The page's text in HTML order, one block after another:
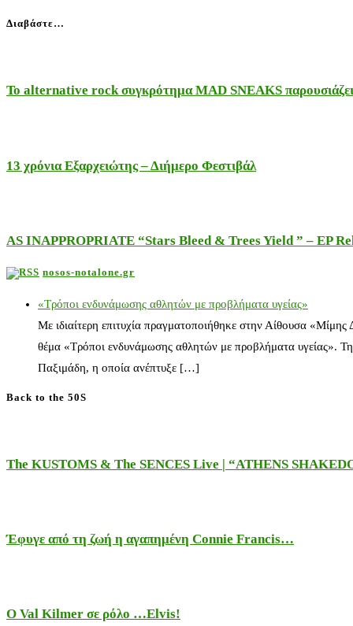
Διαβάστε…
Το alternative rock συγκρότημα MAD SNEAKS
13 χρόνια Εξαρχειώτης – Διήμερο Φεστιβάλ
AS INAPPROPRIATE “Stars Bleed & Trees Yield ” – EP
nosos-notalone.gr
«Τρόποι ενδυνάμωσης αθλητών με προβλήματα υγείας»
Με ιδιαίτερη επιτυχία πραγματοποιήθηκε στην Αίθουσα
θέμα «Τρόποι ενδυνάμωσης αθλητών με προβλήματα υγείας».
Παξιμάδη, η οποία ανέπτυξε […]
Back to the 50S
The KUSTOMS & The SENCES Live | “ATHENS
Έφυγε από τη ζωή η αγαπημένη Connie Francis…
Ο Val Kilmer σε ρόλο …Elvis!